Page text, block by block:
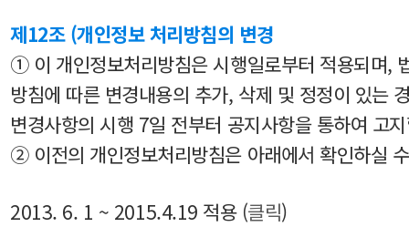
제12조 (개인정보 처리방침의 변경
① 이 개인정보처리방침은 시행일로부터 적용되며,
방침에 따른 변경내용의 추가, 삭제 및 정정이 있는
변경사항의 시행 7일 전부터 공지사항을 통하여 고
② 이전의 개인정보처리방침은 아래에서 확인하실
2013. 6. 1 ~ 2015.4.19 적용 (클릭)